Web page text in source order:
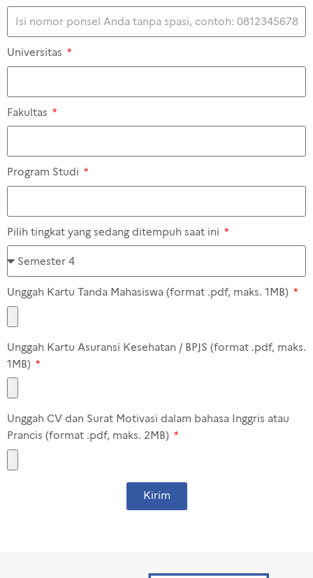
Universitas
Fakultas
Program Studi
Pilih tingkat yang sedang ditempuh saat ini
Unggah Kartu Tanda Mahasiswa (format .pdf, maks. 1MB)
Unggah Kartu Asuransi Kesehatan / BPJS (format .pdf, maks.
1MB)
Unggah CV dan Surat Motivasi dalam bahasa Inggris atau
Prancis (format .pdf, maks. 2MB)
Kirim